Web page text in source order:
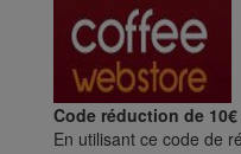
Code réduction de
En utilisant ce code de